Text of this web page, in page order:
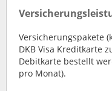
Versicherungspakete
DKB Visa Kreditkarte
Debitkarte bestellt
pro Monat).